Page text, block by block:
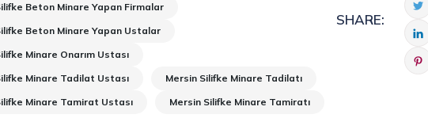
Beton Minare Yapan Firmalar
Beton Minare Yapan Ustalar
Minare Onarım Ustası
Minare Tadilat Ustası
Mersin Silifke Minare Tadilatı
Minare Tamirat Ustası
Mersin Silifke Minare Tamiratı
SHARE: